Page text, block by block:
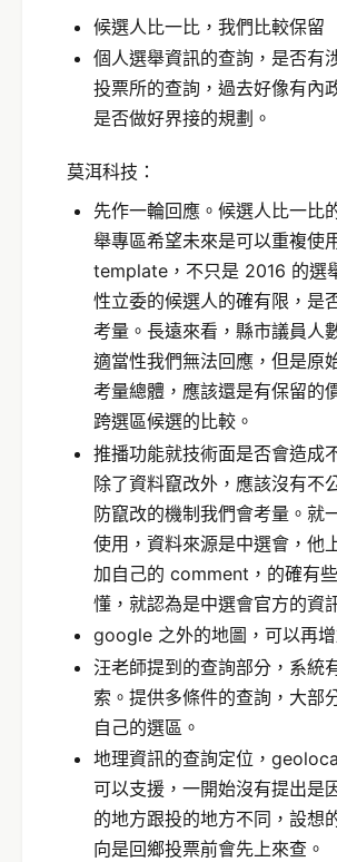
候選人比一比，我們比較保留
個人選舉資訊的查詢，是否有
投票所的查詢，過去好像有內
是否做好界接的規劃。
莫洱科技：
先作一輪回應。候選人比一比
舉專區希望未來是可以重複使
template，不只是 2016 的選
性立委的候選人的確有限，是
考量。長遠來看，縣市議員人
適當性我們無法回應，但是原
考量總體，應該還是有保留的
跨選區候選的比較。
推播功能就技術面是否會造成
除了資料竄改外，應該沒有不
防竄改的機制我們會考量。就
使用，資料來源是中選會，他
加自己的 comment，的確有
懂，就認為是中選會官方的資
google 之外的地圖，可以再增
汪老師提到的查詢部分，系統
索。提供多條件的查詢，大部
自己的選區。
地理資訊的查詢定位，
可以支援，一開始沒有提出是
的地方跟投的地方不同，設想
向是回鄉投票前會先上來查。